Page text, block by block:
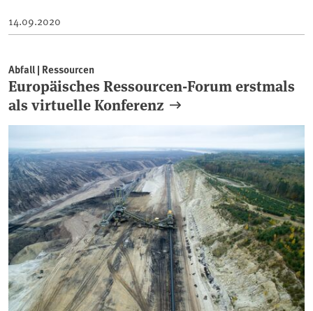
14.09.2020
Abfall | Ressourcen
Europäisches Ressourcen-Forum erstmals
als virtuelle Konferenz